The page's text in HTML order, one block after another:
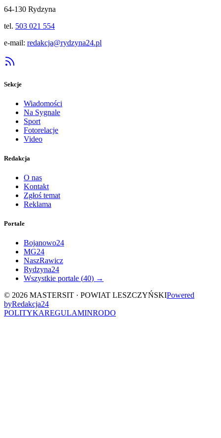
64-130 Rydzyna
tel. 503 021 554
e-mail: redakcja@rydzyna24.pl
Sekcje
Wiadomości
Na Sygnale
Sport
Fotorelacje
Video
Redakcja
O nas
Kontakt
Zgłoś temat
Reklama
Portale
Bojanowo24
MG24
NaszRawicz
Rydzyna24
Wszystkie portale (40) →
© 2026 MASTERSIT · POWIAT LESZCZYŃSKIPowered
byRedakcja24
POLITYKAREGULAMINRODO